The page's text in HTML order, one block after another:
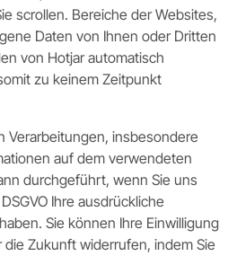
scrollen. Bereiche der Websites,
Daten von Ihnen oder Dritten
von Hotjar automatisch
zu keinem Zeitpunkt
Verarbeitungen, insbesondere
auf dem verwendeten
durchgeführt, wenn Sie uns
Ihre ausdrückliche
Sie können Ihre Einwilligung
Zukunft widerrufen, indem Sie